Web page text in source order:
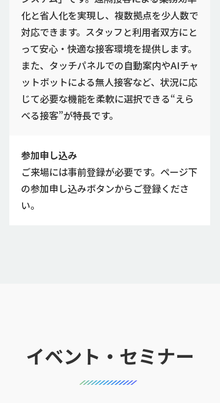
化と省人化を実現し、複数拠点を少人数で
対応できます。スタッフと利用者双方にと
って安心・快適な接客環境を提供します。
また、タッチパネルでの自動案内やAIチャ
ットボットによる無人接客など、状況に応
じて必要な機能を柔軟に選択できる“えら
べる接客”が特長です。
参加申し込み
ご来場には事前登録が必要です。ページ下
の参加申し込みボタンからご登録くださ
い。
イベント・セミナー